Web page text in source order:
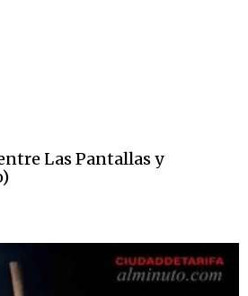
Las Pantallas y